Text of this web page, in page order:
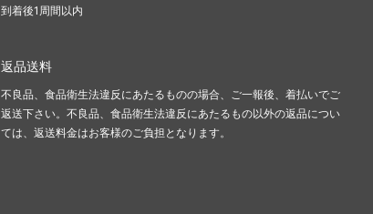
到着後1周間以内
返品送料
不良品、食品衛生法違反にあたるものの場合、ご一報後、着払いでご
返送下さい。不良品、食品衛生法違反にあたるもの以外の返品につい
ては、返送料金はお客様のご負担となります。